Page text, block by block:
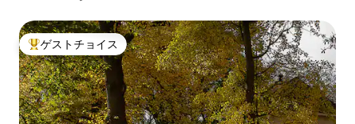
大好評のゲストチョイスです。
ゲストチョイス